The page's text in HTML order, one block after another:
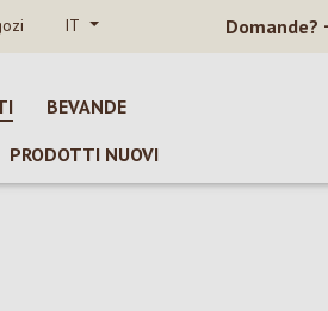
IT Domande?
BEVANDE
PRODOTTI NUOVI